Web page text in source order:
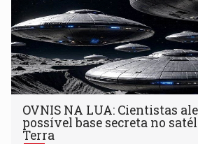
OVNIS NA LUA: Cientistas
possível base secreta no
Terra